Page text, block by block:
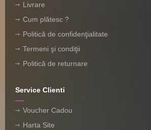
Livrare
Cum plătesc ?
Politică de confidenţialitate
Termeni şi condiţii
Politică de returnare
Service Clienti
Voucher Cadou
Harta Site